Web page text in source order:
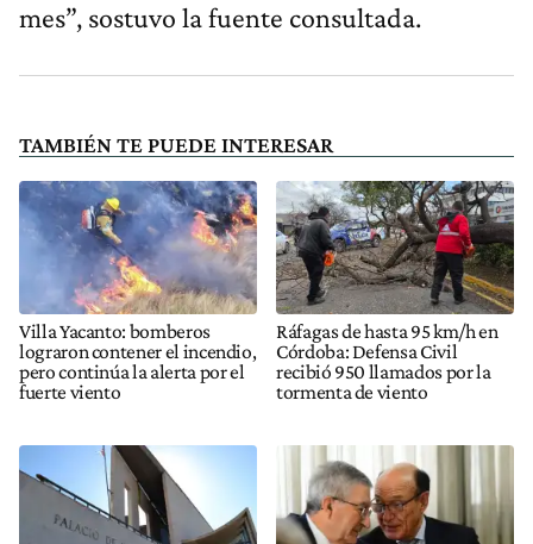
mes”, sostuvo la fuente consultada.
TAMBIÉN TE PUEDE INTERESAR
Villa Yacanto: bomberos
lograron contener el incendio,
pero continúa la alerta por el
fuerte viento
Ráfagas de hasta 95 km/h en
Córdoba: Defensa Civil
recibió 950 llamados por la
tormenta de viento